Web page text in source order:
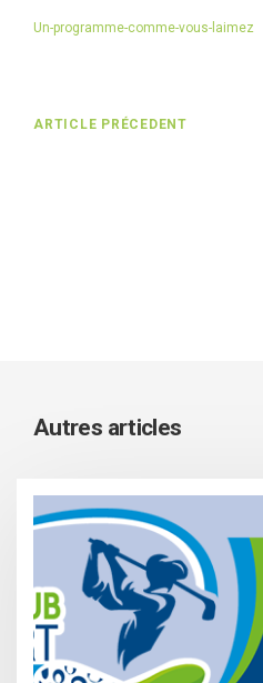
Un-programme-comme-vous-laimez
ARTICLE PRÉCEDENT
Autres articles